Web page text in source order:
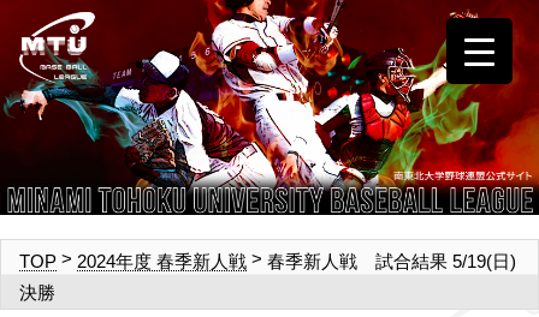
TOP > 2024年度 春季新人戦 > 春季新人戦 試合結果 5/19(日)
決勝